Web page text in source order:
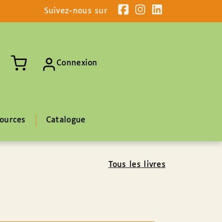
Suivez-nous sur
Connexion
Catalogue
Tous les livres